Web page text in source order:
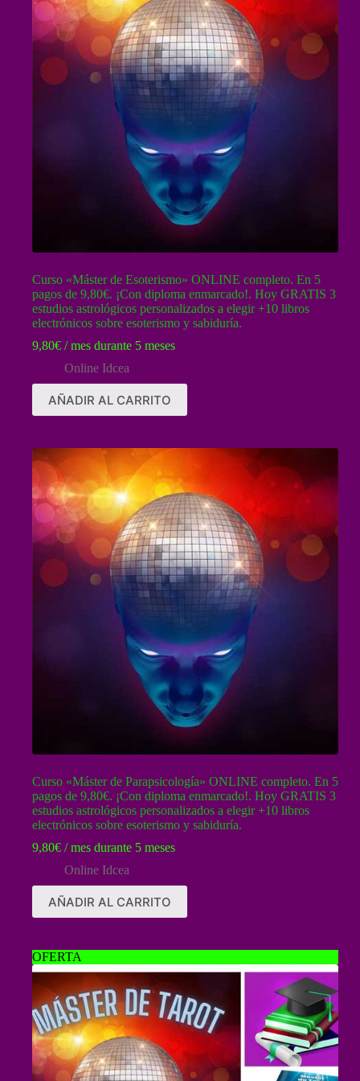
Curso «Máster de Esoterismo» ONLINE completo. En 5
pagos de 9,80€. ¡Con diploma enmarcado!. Hoy GRATIS 3
estudios astrológicos personalizados a elegir +10 libros
electrónicos sobre esoterismo y sabiduría.
9,80€ / mes durante 5 meses
Online Idcea
AÑADIR AL CARRITO
Curso «Máster de Parapsicología» ONLINE completo. En 5
pagos de 9,80€. ¡Con diploma enmarcado!. Hoy GRATIS 3
estudios astrológicos personalizados a elegir +10 libros
electrónicos sobre esoterismo y sabiduría.
9,80€ / mes durante 5 meses
Online Idcea
AÑADIR AL CARRITO
OFERTA